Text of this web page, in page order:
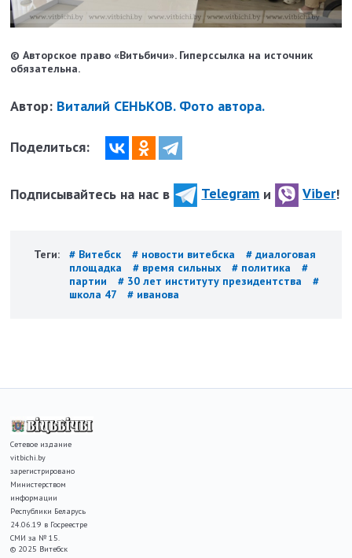
© Авторское право «Витьбичи». Гиперссылка на источник
обязательна.
Автор: Виталий СЕНЬКОВ. Фото автора.
Поделиться:
Подписывайтесь на нас в Telegram и Viber!
Теги: # Витебск # новости витебска
# диалоговая
площадка
# время сильных # политика
#
партии
# 30 лет институту президентства
#
школа 47
# иванова
Сетевое издание
vitbichi.by
зарегистрировано
Министерством
информации
Республики Беларусь
24.06.19 в Госреестре
СМИ за № 15.
© 2025 Витебск